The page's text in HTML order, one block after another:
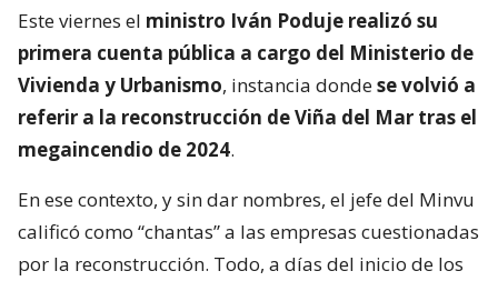
Este viernes el ministro Iván Poduje realizó su
primera cuenta pública a cargo del Ministerio de
Vivienda y Urbanismo, instancia dondese volvió a
referir a la reconstrucción de Viña del Mar tras el
megaincendio de 2024.
En ese contexto, y sin dar nombres, el jefe del Minvu
calificó como “chantas” a las empresas cuestionadas
por la reconstrucción. Todo, a días del inicio de los